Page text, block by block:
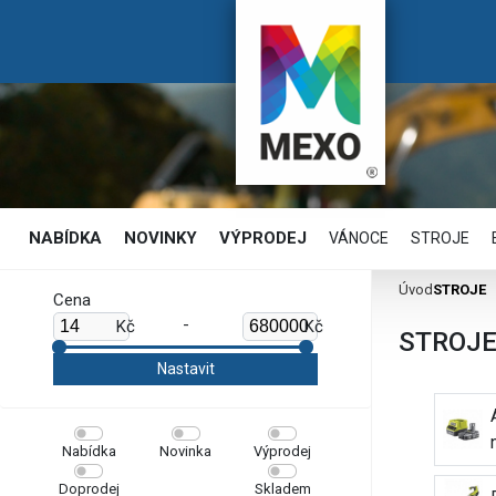
NABÍDKA NOVINKY VÝPRODEJ VÁNOCE STROJE
Cena
Kč
- Kč
Nabídka Novinka Výprodej
Doprodej Skladem
Úvod STROJE
STROJE